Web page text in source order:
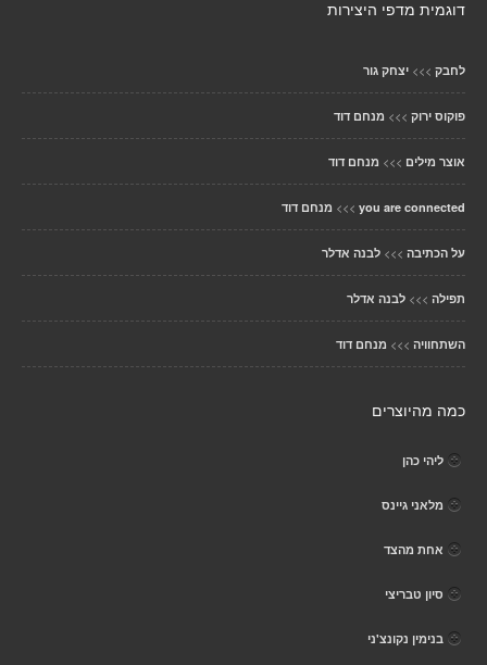
דוגמית מדפי היצירות
לחבק >>> יצחק גור
פוקוס ירוק >>> מנחם דוד
אוצר מילים >>> מנחם דוד
you are connected
>>> מנחם דוד
על הכתיבה >>> לבנה אדלר
תפילה >>> לבנה אדלר
השתחוויה >>> מנחם דוד
כמה מהיוצרים
ליהי כהן
מלאני גיינס
אחת מהצד
סיון טבריצי
בנימין נקונצ'ני